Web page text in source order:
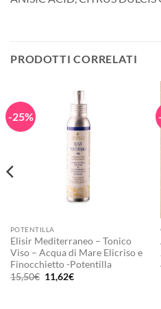
PRODOTTI CORRELATI
-25%
POTENTILLA
Elisir Mediterraneo – Tonico
Viso – Acqua di Mare Elicriso e
Finocchietto -Potentilla
15,50€ Il
prezzo
11,62€Il